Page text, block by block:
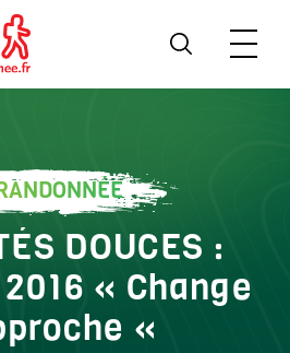
DOUCES :
« Change
«